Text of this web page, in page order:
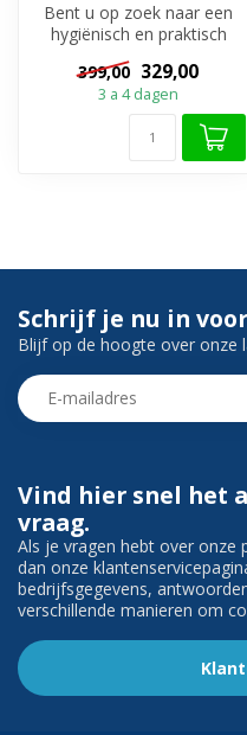
Bent u op zoek naar een
hygiënisch en praktisch
toiletset dat in elke budget
pas...
399,00 329,00
3 a 4 dagen
Vind hier snel het
vraag.
Als je vragen hebt over
dan onze
bedrijfsgegevens,
verschillende manieren om
Schrijf je nu in
Blijf op de hoogte over onze